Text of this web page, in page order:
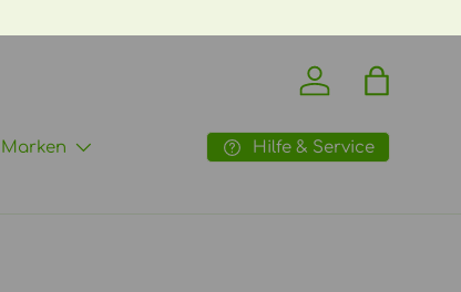
Einloggen
Marken Hilfe & Service